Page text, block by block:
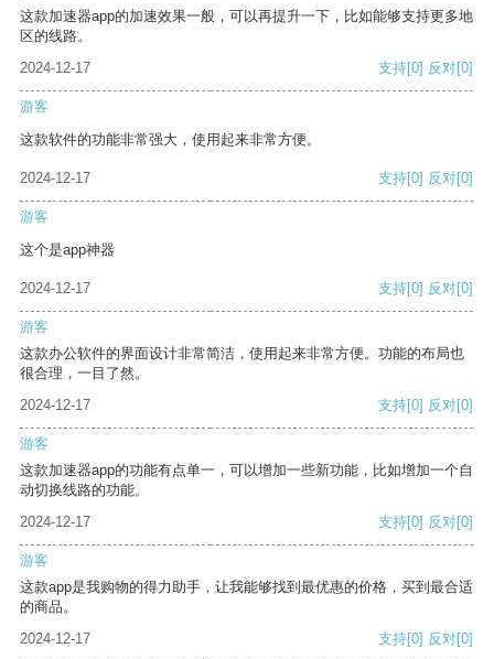
这款加速器app的加速效果一般，可以再提升一下，比如能够支持更多地
区的线路。
2024-12-17
支持[0] 反对[0]
游客
这款软件的功能非常强大，使用起来非常方便。
2024-12-17 支持[0] 反对[0]
游客
这个是app神器
2024-12-17 支持[0] 反对[0]
游客
这款办公软件的界面设计非常简洁，使用起来非常方便。功能的布局也
很合理，一目了然。
2024-12-17
支持[0] 反对[0]
游客
这款加速器app的功能有点单一，可以增加一些新功能，比如增加一个自
动切换线路的功能。
2024-12-17
支持[0] 反对[0]
游客
这款app是我购物的得力助手，让我能够找到最优惠的价格，买到最合适
的商品。
2024-12-17
支持[0] 反对[0]